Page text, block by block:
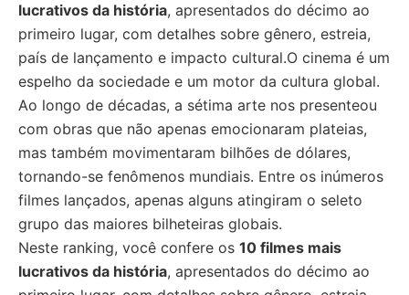
lucrativos da história, apresentados do décimo ao
primeiro lugar, com detalhes sobre gênero, estreia,
país de lançamento e impacto cultural.O cinema é um
espelho da sociedade e um motor da cultura global.
Ao longo de décadas, a sétima arte nos presenteou
com obras que não apenas emocionaram plateias,
mas também movimentaram bilhões de dólares,
tornando-se fenômenos mundiais. Entre os inúmeros
filmes lançados, apenas alguns atingiram o seleto
grupo das maiores bilheteiras globais.
Neste ranking, você confere os 10 filmes mais
lucrativos da história, apresentados do décimo ao